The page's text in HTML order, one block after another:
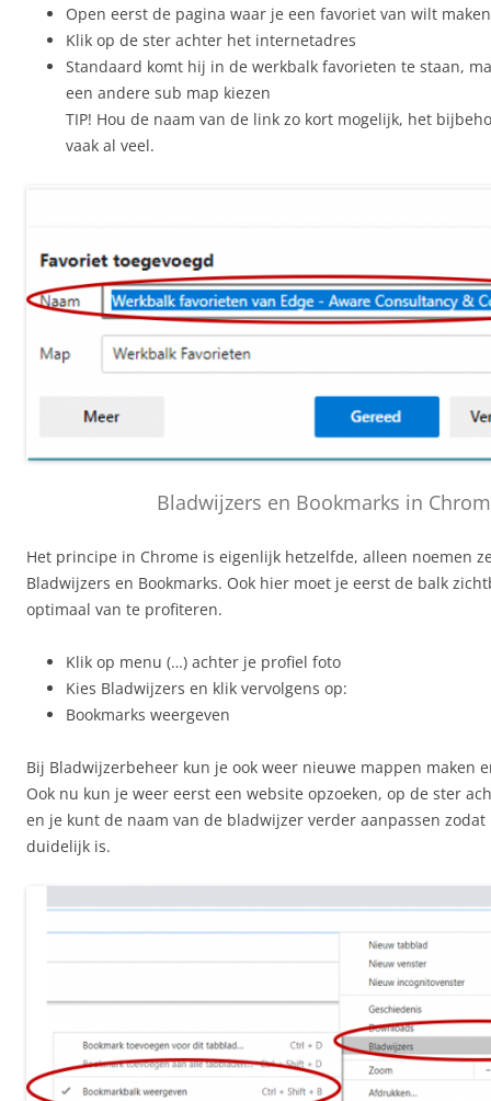
Open eerst de pagina waar je een favoriet van wilt maken
Klik op de ster achter het internetadres
Standaard komt hij in de werkbalk favorieten te staan,
een andere sub map kiezen
TIP! Hou de naam van de link zo kort mogelijk, het
vaak al veel.
Bladwijzers en Bookmarks in
Het principe in Chrome is eigenlijk hetzelfde, alleen noemen
Bladwijzers en Bookmarks. Ook hier moet je eerst de balk
optimaal van te profiteren.
Klik op menu (…) achter je profiel foto
Kies Bladwijzers en klik vervolgens op:
Bookmarks weergeven
Bij Bladwijzerbeheer kun je ook weer nieuwe mappen maken
Ook nu kun je weer eerst een website opzoeken, op de ster
en je kunt de naam van de bladwijzer verder aanpassen
duidelijk is.